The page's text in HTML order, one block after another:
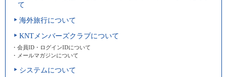
て
海外旅行について
KNTメンバーズクラブについて
・会員ID・ログインIDについて
・メールマガジンについて
システムについて